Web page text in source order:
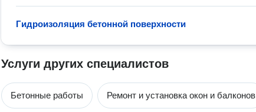
Гидроизоляция бетонной поверхности
Услуги других специалистов
Бетонные работы Ремонт и установка окон и балконов